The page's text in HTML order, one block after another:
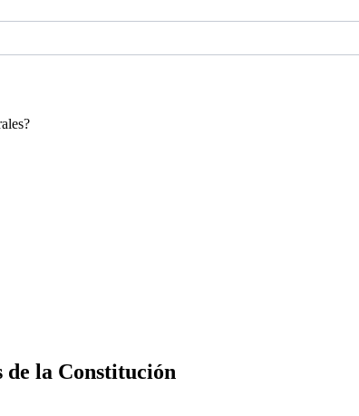
la Constitución